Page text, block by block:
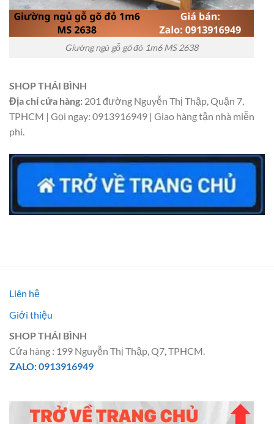
Giường ngủ gỗ gõ đỏ 1m6 MS 2638
SHOP THÁI BÌNH
Địa chỉ cửa hàng: 201 đường Nguyễn Thị Thập, Quận 7,
TPHCM | Gọi ngay: 0913916949 | Giao hàng tận nhà miễn
phí.
Liên hệ
Giới thiệu
SHOP THÁI BÌNH
Cửa hàng : 199 Nguyễn Thị Thập, Q7, TPHCM.
ZALO: 0913916949